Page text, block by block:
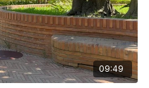
09:49